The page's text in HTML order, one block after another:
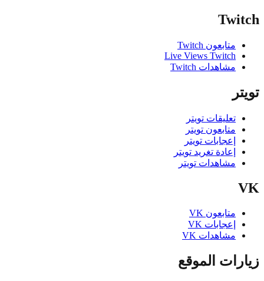
متابعون Twitch
Live Views Twitch
مشاهدات Twitch
تعليقات تويتر
متابعون تويتر
إعجابات تويتر
إعادة تغريد تويتر
مشاهدات تويتر
متابعون VK
إعجابات VK
مشاهدات VK
الموقع